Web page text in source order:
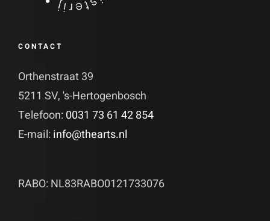
CONTACT
Orthenstraat 39
5211 SV, 's-Hertogenbosch
Telefoon: 0031 73 61 42 854
E-mail: info@thearts.nl
RABO: NL83RABO0121733076